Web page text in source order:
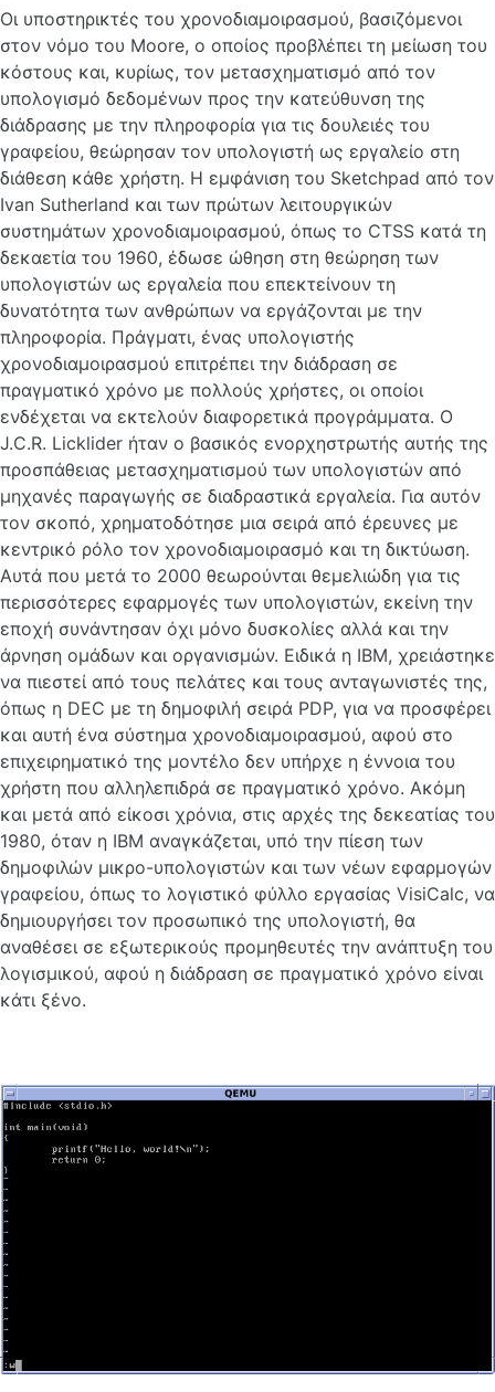
Οι υποστηρικτές του χρονοδιαμοιρασμού, βασιζόμενοι
στον νόμο του Moore, ο οποίος προβλέπει τη μείωση του
κόστους και, κυρίως, τον μετασχηματισμό από τον
υπολογισμό δεδομένων προς την κατεύθυνση της
διάδρασης με την πληροφορία για τις δουλειές του
γραφείου, θεώρησαν τον υπολογιστή ως εργαλείο στη
διάθεση κάθε χρήστη. Η εμφάνιση του Sketchpad από τον
Ivan Sutherland και των πρώτων λειτουργικών
συστημάτων χρονοδιαμοιρασμού, όπως το CTSS κατά τη
δεκαετία του 1960, έδωσε ώθηση στη θεώρηση των
υπολογιστών ως εργαλεία που επεκτείνουν τη
δυνατότητα των ανθρώπων να εργάζονται με την
πληροφορία. Πράγματι, ένας υπολογιστής
χρονοδιαμοιρασμού επιτρέπει την διάδραση σε
πραγματικό χρόνο με πολλούς χρήστες, οι οποίοι
ενδέχεται να εκτελούν διαφορετικά προγράμματα. Ο
J.C.R. Licklider ήταν ο βασικός ενορχηστρωτής αυτής της
προσπάθειας μετασχηματισμού των υπολογιστών από
μηχανές παραγωγής σε διαδραστικά εργαλεία. Για αυτόν
τον σκοπό, χρηματοδότησε μια σειρά από έρευνες με
κεντρικό ρόλο τον χρονοδιαμοιρασμό και τη δικτύωση.
Αυτά που μετά το 2000 θεωρούνται θεμελιώδη για τις
περισσότερες εφαρμογές των υπολογιστών, εκείνη την
εποχή συνάντησαν όχι μόνο δυσκολίες αλλά και την
άρνηση ομάδων και οργανισμών. Ειδικά η IBM, χρειάστηκε
να πιεστεί από τους πελάτες και τους ανταγωνιστές της,
όπως η DEC με τη δημοφιλή σειρά PDP, για να προσφέρει
και αυτή ένα σύστημα χρονοδιαμοιρασμού, αφού στο
επιχειρηματικό της μοντέλο δεν υπήρχε η έννοια του
χρήστη που αλληλεπιδρά σε πραγματικό χρόνο. Ακόμη
και μετά από είκοσι χρόνια, στις αρχές της δεκεατίας του
1980, όταν η ΙΒΜ αναγκάζεται, υπό την πίεση των
δημοφιλών μικρο-υπολογιστών και των νέων εφαρμογών
γραφείου, όπως το λογιστικό φύλλο εργασίας VisiCalc, να
δημιουργήσει τον προσωπικό της υπολογιστή, θα
αναθέσει σε εξωτερικούς προμηθευτές την ανάπτυξη του
λογισμικού, αφού η διάδραση σε πραγματικό χρόνο είναι
κάτι ξένο.